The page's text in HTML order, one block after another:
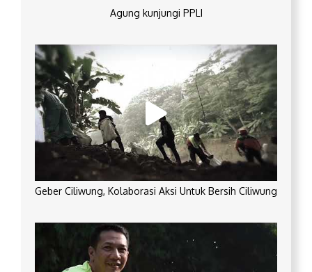
Agung kunjungi PPLI
Geber Ciliwung, Kolaborasi Aksi Untuk Bersih Ciliwung